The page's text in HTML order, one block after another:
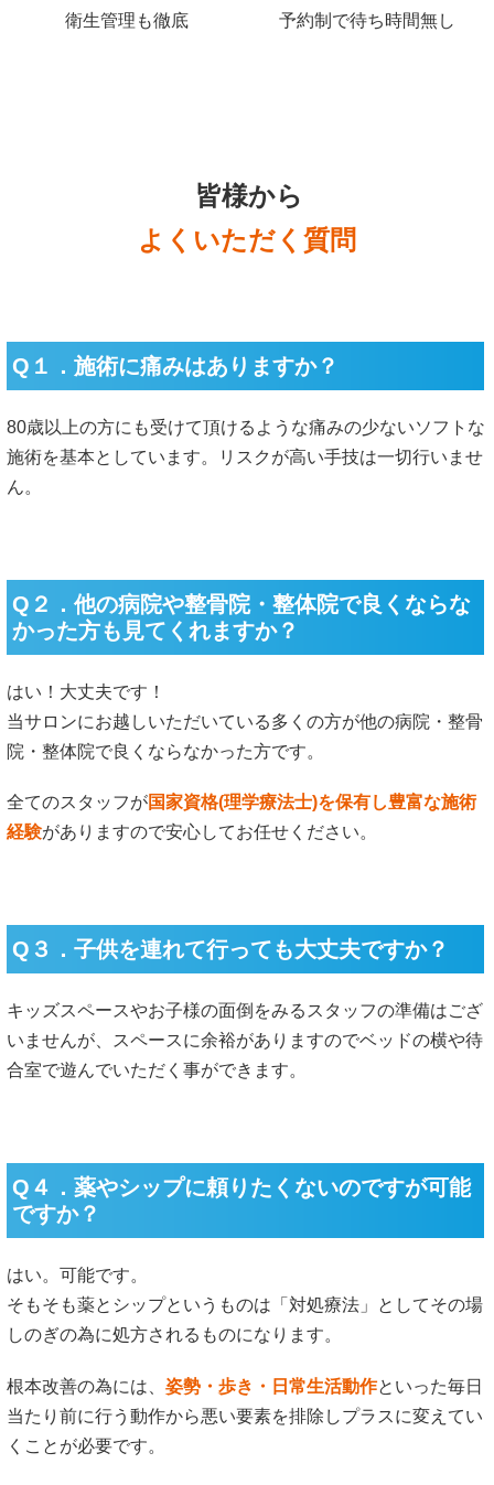
衛生管理も徹底 予約制で待ち時間無し
皆様から
よくいただく質問
Q１．施術に痛みはありますか？
80歳以上の方にも受けて頂けるような痛みの少ないソフトな
施術を基本としています。リスクが高い手技は一切行いませ
ん。
Q２．他の病院や整骨院・整体院で良くならな
かった方も見てくれますか？
はい！大丈夫です！
当サロンにお越しいただいている多くの方が他の病院・整骨
院・整体院で良くならなかった方です。
全てのスタッフが国家資格(理学療法士)を保有し豊富な施術
経験がありますので安心してお任せください。
Q３．子供を連れて行っても大丈夫ですか？
キッズスペースやお子様の面倒をみるスタッフの準備はござ
いませんが、スペースに余裕がありますのでベッドの横や待
合室で遊んでいただく事ができます。
Q４．薬やシップに頼りたくないのですが可能
ですか？
はい。可能です。
そもそも薬とシップというものは「対処療法」としてその場
しのぎの為に処方されるものになります。
根本改善の為には、 姿勢・歩き・日常生活動作といった毎日
当たり前に行う動作から悪い要素を排除しプラスに変えてい
くことが必要です。